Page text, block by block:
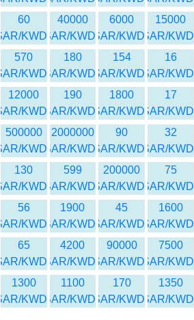
15000
SAR/KWD
6000
SAR/KWD
40000
SAR/KWD
60
SAR/KWD
16
SAR/KWD
154
SAR/KWD
180
SAR/KWD
570
SAR/KWD
17
SAR/KWD
1800
SAR/KWD
190
SAR/KWD
12000
SAR/KWD
32
SAR/KWD
90
SAR/KWD
2000000
SAR/KWD
500000
SAR/KWD
75
SAR/KWD
200000
SAR/KWD
599
SAR/KWD
130
SAR/KWD
1600
SAR/KWD
45
SAR/KWD
1900
SAR/KWD
56
SAR/KWD
7500
SAR/KWD
90000
SAR/KWD
4200
SAR/KWD
65
SAR/KWD
1350
SAR/KWD
170
SAR/KWD
1100
SAR/KWD
1300
SAR/KWD